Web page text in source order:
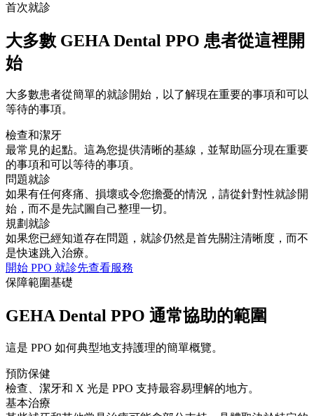
首次就診
大多數 GEHA Dental PPO 患者從這裡開
始
大多數患者從簡單的就診開始，以了解現在重要的事項和可以
等待的事項。
檢查和潔牙
最常見的起點。這為您提供清晰的基線，並幫助區分現在重要
的事項和可以等待的事項。
問題就診
如果有任何疼痛、損壞或令您擔憂的情況，請從針對性就診開
始，而不是先試圖自己整理一切。
規劃就診
如果您已經知道存在問題，就診仍然是首先關注清晰度，而不
是快速跳入治療。
開始 PPO 就診先查看服務
保障範圍基礎
GEHA Dental PPO 通常協助的範圍
這是 PPO 如何典型地支持護理的簡單概覽。
預防保健
檢查、潔牙和 X 光是 PPO 支持最容易理解的地方。
基本治療